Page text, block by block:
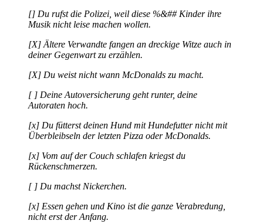
[] Du rufst die Polizei, weil diese %&## Kinder ihre
Musik nicht leise machen wollen.
[X] Ältere Verwandte fangen an dreckige Witze auch in
deiner Gegenwart zu erzählen.
[X] Du weist nicht wann McDonalds zu macht.
[ ] Deine Autoversicherung geht runter, deine
Autoraten hoch.
[x] Du fütterst deinen Hund mit Hundefutter nicht mit
Überbleibseln der letzten Pizza oder McDonalds.
[x] Vom auf der Couch schlafen kriegst du
Rückenschmerzen.
[ ] Du machst Nickerchen.
[x] Essen gehen und Kino ist die ganze Verabredung,
nicht erst der Anfang.